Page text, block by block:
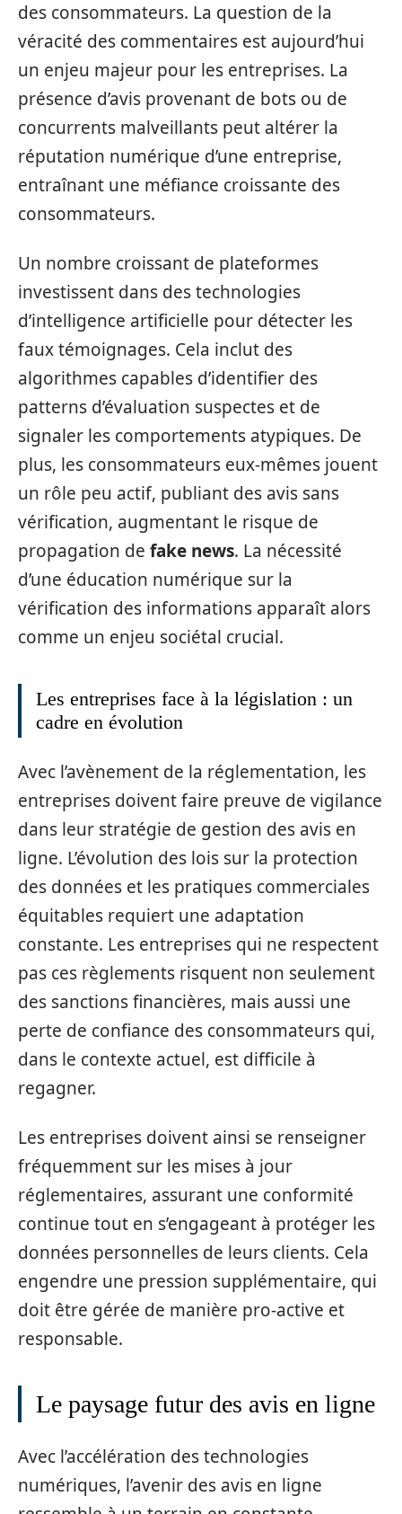
des consommateurs. La question de la
véracité des commentaires est aujourd’hui
un enjeu majeur pour les entreprises. La
présence d’avis provenant de bots ou de
concurrents malveillants peut altérer la
réputation numérique d’une entreprise,
entraînant une méfiance croissante des
consommateurs.
Un nombre croissant de plateformes
investissent dans des technologies
d’intelligence artificielle pour détecter les
faux témoignages. Cela inclut des
algorithmes capables d’identifier des
patterns d’évaluation suspectes et de
signaler les comportements atypiques. De
plus, les consommateurs eux-mêmes jouent
un rôle peu actif, publiant des avis sans
vérification, augmentant le risque de
propagation de fake news. La nécessité
d’une éducation numérique sur la
vérification des informations apparaît alors
comme un enjeu sociétal crucial.
Les entreprises face à la législation : un
cadre en évolution
Avec l’avènement de la réglementation, les
entreprises doivent faire preuve de vigilance
dans leur stratégie de gestion des avis en
ligne. L’évolution des lois sur la protection
des données et les pratiques commerciales
équitables requiert une adaptation
constante. Les entreprises qui ne respectent
pas ces règlements risquent non seulement
des sanctions financières, mais aussi une
perte de confiance des consommateurs qui,
dans le contexte actuel, est difficile à
regagner.
Les entreprises doivent ainsi se renseigner
fréquemment sur les mises à jour
réglementaires, assurant une conformité
continue tout en s’engageant à protéger les
données personnelles de leurs clients. Cela
engendre une pression supplémentaire, qui
doit être gérée de manière pro-active et
responsable.
Le paysage futur des avis en ligne
Avec l’accélération des technologies
numériques, l’avenir des avis en ligne